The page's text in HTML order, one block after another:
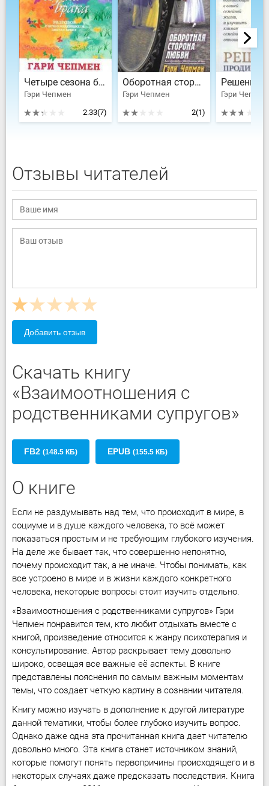
Четыре сезона брака
Гэри Чепмен
2.33(7)
Оборотная сторона любви
Гэри Чепмен
2(1)
Гэри Чепмен
Отзывы читателей
Добавить отзыв
Скачать книгу
«Взаимоотношения с
родственниками супругов»
FB2 (148.5 КБ) EPUB (155.5 КБ)
О книге
Если не раздумывать над тем, что происходит в мире, в
социуме и в душе каждого человека, то всё может
показаться простым и не требующим глубокого изучения.
На деле же бывает так, что совершенно непонятно,
почему происходит так, а не иначе. Чтобы понимать, как
все устроено в мире и в жизни каждого конкретного
человека, некоторые вопросы стоит изучить отдельно.
«Взаимоотношения с родственниками супругов» Гэри
Чепмен понравится тем, кто любит отдыхать вместе с
книгой, произведение относится к жанру психотерапия и
консультирование. Автор раскрывает тему довольно
широко, освещая все важные её аспекты. В книге
представлены пояснения по самым важным моментам
темы, что создает четкую картину в сознании читателя.
Книгу можно изучать в дополнение к другой литературе
данной тематики, чтобы более глубоко изучить вопрос.
Однако даже одна эта прочитанная книга дает читателю
довольно много. Эта книга станет источником знаний,
которые помогут понять первопричины происходящего и в
некоторых случаях даже предсказать последствия. Книга